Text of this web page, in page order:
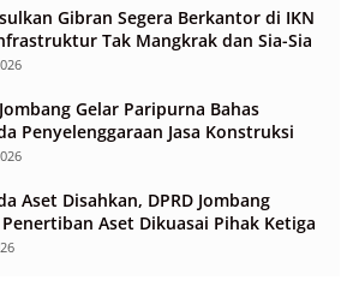
Gibran Segera Berkantor di IKN
Tak Mangkrak dan Sia-Sia
Gelar Paripurna Bahas
Penyelenggaraan Jasa Konstruksi
Aset Disahkan, DPRD Jombang
Penertiban Aset Dikuasai Pihak Ketiga